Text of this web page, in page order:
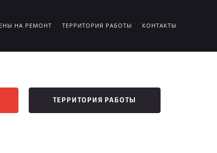
НА РЕМОНТ ТЕРРИТОРИЯ РАБОТЫ КОНТАКТЫ
ТЕРРИТОРИЯ РАБОТЫ